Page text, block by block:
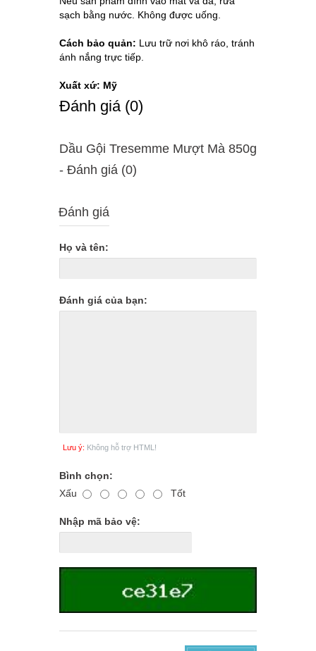
sạch bằng nước. Không được uống.
Cách bảo quản: Lưu trữ nơi khô ráo, tránh
ánh nắng trực tiếp.
Xuất xứ: Mỹ
Ðánh giá (0)
Dầu Gội Tresemme Mượt Mà 850g
- Ðánh giá (0)
Đánh giá
Họ và tên:
Đánh giá của bạn:
Lưu ý: Không hỗ trợ HTML!
Bình chọn:
Xấu
Tốt
Nhập mã bảo vệ: